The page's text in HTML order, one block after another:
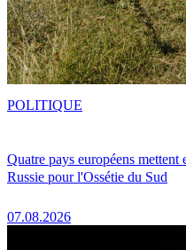
Quatre pays européens mettent
Russie pour l'Ossétie du Sud
07.08.2026
POLITIQUE